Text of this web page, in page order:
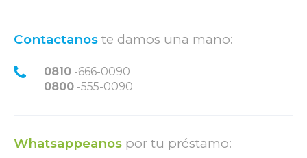
Contactanos te damos una mano:
0810 -666-0090
0800 -555-0090
Whatsappeanos por tu préstamo: